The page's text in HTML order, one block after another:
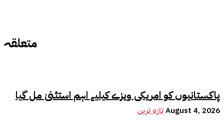
متعلقہ
پاکستانیوں کو امریکی ویزے کیلیے اہم استثنیٰ مل گیا
تازہ ترینAugust 4, 2026